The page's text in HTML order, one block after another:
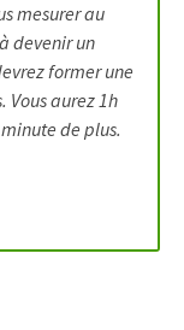
mesurer au
devenir un
former une
Vous aurez 1h
de plus.